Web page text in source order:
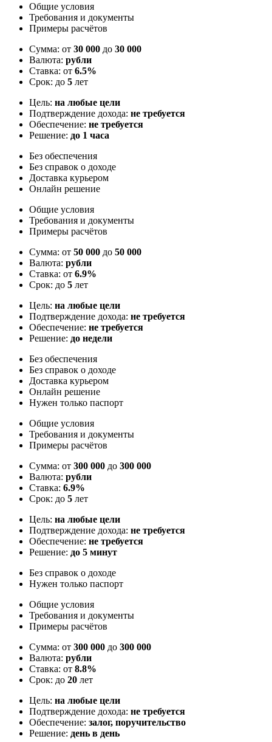
Общие условия
Требования и документы
Примеры расчётов
Сумма: от 30 000 до 30 000
Валюта: рубли
Ставка: от 6.5%
Срок: до 5 лет
Цель: на любые цели
Подтверждение дохода: не требуется
Обеспечение: не требуется
Решение: до 1 часа
Без обеспечения
Без справок о доходе
Доставка курьером
Онлайн решение
Общие условия
Требования и документы
Примеры расчётов
Сумма: от 50 000 до 50 000
Валюта: рубли
Ставка: от 6.9%
Срок: до 5 лет
Цель: на любые цели
Подтверждение дохода: не требуется
Обеспечение: не требуется
Решение: до недели
Без обеспечения
Без справок о доходе
Доставка курьером
Онлайн решение
Нужен только паспорт
Общие условия
Требования и документы
Примеры расчётов
Сумма: от 300 000 до 300 000
Валюта: рубли
Ставка: 6.9%
Срок: до 5 лет
Цель: на любые цели
Подтверждение дохода: не требуется
Обеспечение: не требуется
Решение: до 5 минут
Без справок о доходе
Нужен только паспорт
Общие условия
Требования и документы
Примеры расчётов
Сумма: от 300 000 до 300 000
Валюта: рубли
Ставка: от 8.8%
Срок: до 20 лет
Цель: на любые цели
Подтверждение дохода: не требуется
Обеспечение: залог, поручительство
Решение: день в день